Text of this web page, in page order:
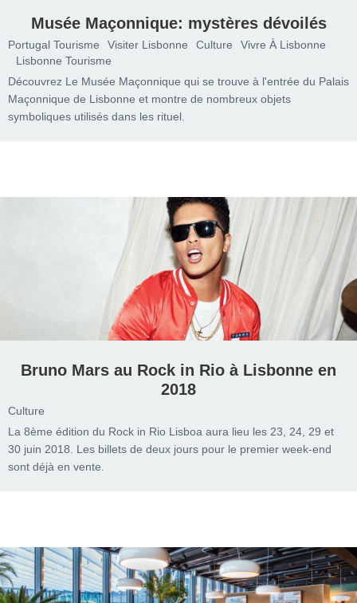
Musée Maçonnique: mystères dévoilés
Portugal Tourisme Visiter Lisbonne Culture
Vivre À Lisbonne
Lisbonne Tourisme
Découvrez Le Musée Maçonnique qui se trouve à l'entrée du Palais
Maçonnique de Lisbonne et montre de nombreux objets
symboliques utilisés dans les rituel.
Bruno Mars au Rock in Rio à Lisbonne en
2018
Culture
La 8ème édition du Rock in Rio Lisboa aura lieu les 23, 24, 29 et
30 juin 2018. Les billets de deux jours pour le premier week-end
sont déjà en vente.